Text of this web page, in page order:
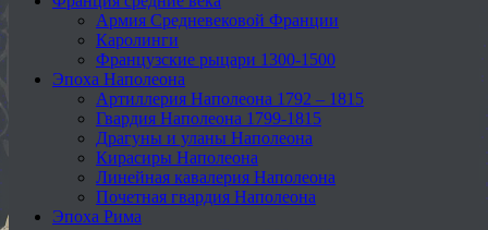
Армия Средневековой Франции
Каролинги
Французские рыцари 1300-1500
Эпоха Наполеона
Артиллерия Наполеона 1792 – 1815
Гвардия Наполеона 1799-1815
Драгуны и уланы Наполеона
Кирасиры Наполеона
Линейная кавалерия Наполеона
Почетная гвардия Наполеона
Эпоха Рима